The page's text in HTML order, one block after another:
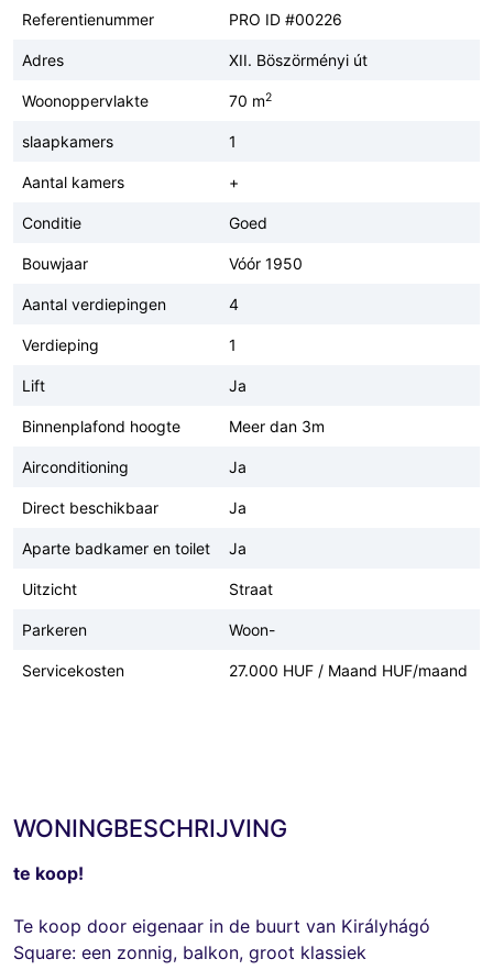
Referentienummer
PRO ID #00226
Adres XII. Böszörményi út
Woonoppervlakte 70 m2
slaapkamers 1
Aantal kamers +
Conditie Goed
Bouwjaar Vóór 1950
Aantal verdiepingen 4
Verdieping 1
Lift Ja
Binnenplafond hoogte Meer dan 3m
Airconditioning Ja
Direct beschikbaar Ja
Aparte badkamer en toilet Ja
Uitzicht Straat
Parkeren Woon-
Servicekosten 27.000 HUF / Maand HUF/maand
WONINGBESCHRIJVING
te koop!
Te koop door eigenaar in de buurt van Királyhágó
Square: een zonnig, balkon, groot klassiek